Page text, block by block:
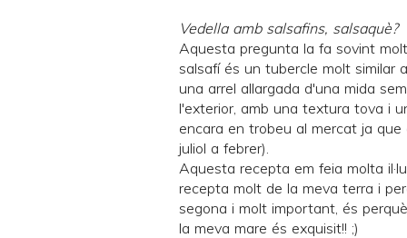
Vedella amb salsafins, salsaquè?
Aquesta pregunta la fa sovint
salsafíés un tubercle molt similar
una arrel allargada d'una mida
l'exterior, amb una textura tova i
encara en trobeu al mercat ja
juliol a febrer).
Aquesta recepta em feia molta
recepta molt de la meva terra i
segona i molt important, és
la meva mare és exquisit!! ;)